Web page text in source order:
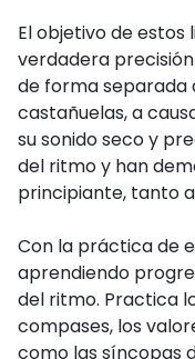
El objetivo de estos
verdadera
de forma separada
castañuelas, a
su sonido seco y
del ritmo y han
principiante, tanto
Con la práctica de
aprendiendo
del ritmo. Practica
compases, los
como las síncopas